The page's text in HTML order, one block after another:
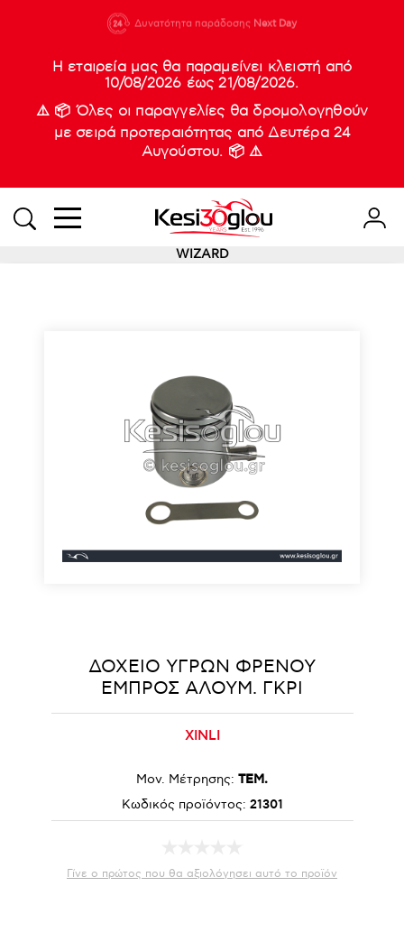
210 88 21
933
Δυνατότητα παράδοσης Next Day
Νέες
Η εταιρεία μας θα παραμείνει κλειστή από
10/08/2026 έως 21/08/2026.
⚠️ 📦 Όλες οι παραγγελίες θα δρομολογηθούν
με σειρά προτεραιότητας από Δευτέρα 24
Αυγούστου. 📦 ⚠️
WIZARD
ΔΟΧΕΙΟ ΥΓΡΩΝ ΦΡΕΝΟΥ
ΕΜΠΡΟΣ ΑΛΟΥΜ. ΓΚΡΙ
XINLI
Μον. Μέτρησης: ΤΕΜ.
Κωδικός προϊόντος: 21301
Γίνε ο πρώτος που θα αξιολόγησει αυτό το προϊόν